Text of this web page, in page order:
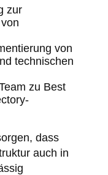
zur
von
technischen
zu Best
dass
auch in